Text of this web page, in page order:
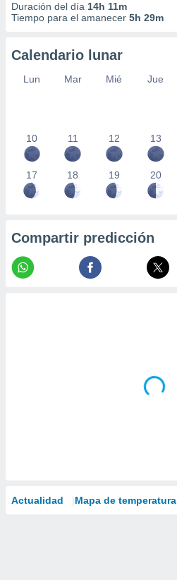
Duración del día 14h 11m
Tiempo para el amanecer 5h 29m
Calendario lunar
Lun Mar Mié Jue
10 11 12 13
17 18 19 20
Compartir predicción
Actualidad Mapa de temperatura